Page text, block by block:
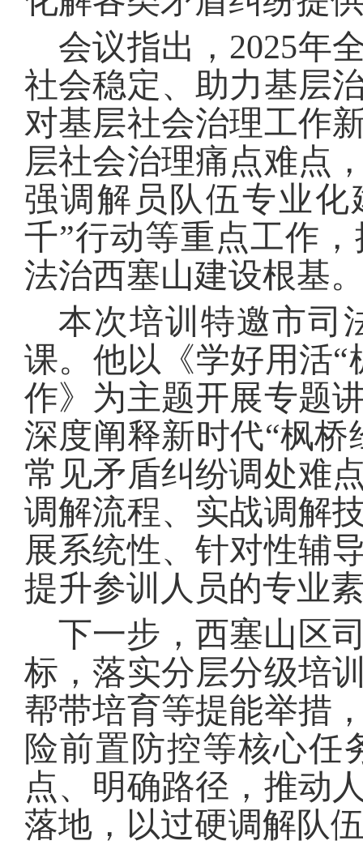
会议指出，2025年
社会稳定、助力基层
对基层社会治理工作
层社会治理痛点难点
强调解员队伍专业
千”行动等重点工作
法治西塞山建设根
本次培训特邀市司
课。他以《学好用活
作》为主题开展专题
深度阐释新时代“枫
常见矛盾纠纷调处难
调解流程、实战调解
展系统性、针对性辅
提升参训人员的专业
下一步，西塞山区
标，落实分层分级培
帮带培育等提能举措
险前置防控等核心任
点、明确路径，推动
落地，以过硬调解队